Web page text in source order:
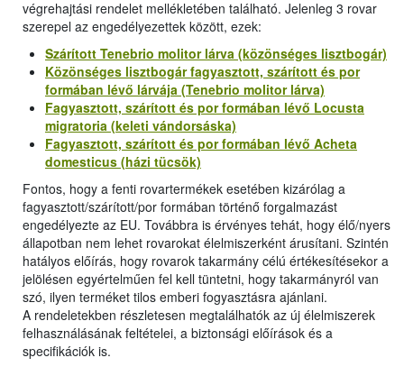
végrehajtási rendelet mellékletében található. Jelenleg 3 rovar
szerepel az engedélyezettek között, ezek:
Szárított Tenebrio molitor lárva (közönséges lisztbogár)
Közönséges lisztbogár fagyasztott, szárított és por
formában lévő lárvája (Tenebrio molitor lárva)
Fagyasztott, szárított és por formában lévő Locusta
migratoria (keleti vándorsáska)
Fagyasztott, szárított és por formában lévő Acheta
domesticus (házi tücsök)
Fontos, hogy a fenti rovartermékek esetében kizárólag a
fagyasztott/szárított/por formában történő forgalmazást
engedélyezte az EU. Továbbra is érvényes tehát, hogy élő/nyers
állapotban nem lehet rovarokat élelmiszerként árusítani. Szintén
hatályos előírás, hogy rovarok takarmány célú értékesítésekor a
jelölésen egyértelműen fel kell tüntetni, hogy takarmányról van
szó, ilyen terméket tilos emberi fogyasztásra ajánlani.
A rendeletekben részletesen megtalálhatók az új élelmiszerek
felhasználásának feltételei, a biztonsági előírások és a
specifikációk is.